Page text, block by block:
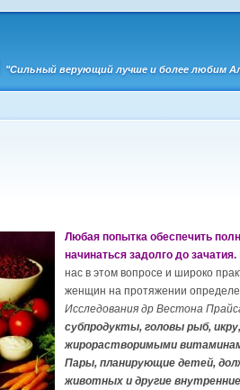
"Сильный верующий лучше и более любим
Любая попытка обеспечить
начинаться задолго до зачатия.
нас в этом вопросе и широко
женщин на протяжении
Исследования др Вестона
субпродукты, головы рыб,
жирорастворимыми
Пары, планирующие детей,
животных и другие